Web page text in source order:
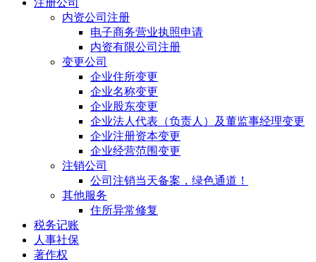
注册公司
内资公司注册
电子商务营业执照申请
内资有限公司注册
变更公司
企业住所变更
企业名称变更
企业股东变更
企业法人代表（负责人）及董监事经理变更
企业注册资本变更
企业经营范围变更
注销公司
公司注销当天备案，绿色通道！
其他服务
住所异常修复
税务记账
人事社保
著作权